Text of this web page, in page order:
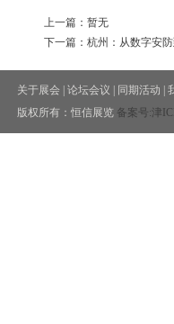
上一篇：暂无
下一篇：杭州：从数字安
关于展会 论坛会议 同期活动
版权所有：恒信展览 备案号:津